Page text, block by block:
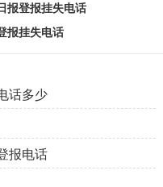
报登报挂失电话
报挂失电话
话多少
报电话